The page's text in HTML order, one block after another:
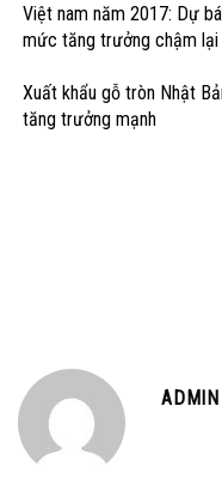
Việt nam năm 2017: Dự
mức tăng trưởng chậm lại
Xuất khẩu gỗ tròn Nhật
tăng trưởng mạnh
ADMIN